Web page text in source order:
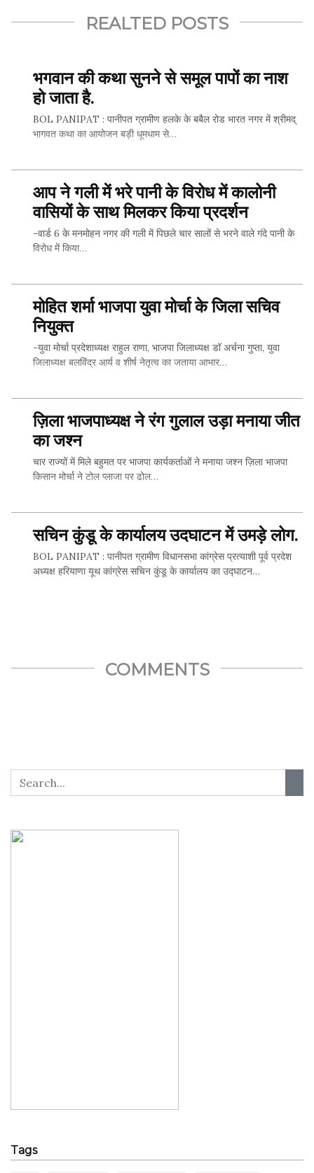
REALTED POSTS
भगवान की कथा सुनने से समूल पापों का नाश
हो जाता है.
BOL PANIPAT : पानीपत ग्रामीण हलके के बबैल रोड भारत नगर में श्रीमद्
भागवत कथा का आयोजन बड़ी धूमधाम से…
SHARE THIS...
Whatsapp
Twitter
आप ने गली में भरे पानी के विरोध में कालोनी
वासियों के साथ मिलकर किया प्रदर्शन
-वार्ड 6 के मनमोहन नगर की गली में पिछले चार सालों से भरने वाले गंदे पानी के
विरोध में किया…
SHARE THIS...
Twitter
मोहित शर्मा भाजपा युवा मोर्चा के जिला सचिव
नियुक्त
-युवा मोर्चा प्रदेशाध्यक्ष राहुल राणा, भाजपा जिलाध्यक्ष डॉ अर्चना गुप्ता, युवा
जिलाध्यक्ष बलविंद्र आर्य व शीर्ष नेतृत्व का जताया आभार…
SHARE THIS...
Twitter
ज़िला भाजपाध्यक्ष ने रंग गुलाल उड़ा मनाया जीत
का जश्न
चार राज्यों में मिले बहुमत पर भाजपा कार्यकर्ताओं ने मनाया जश्न ज़िला भाजपा
किसान मोर्चा ने टोल प्लाजा पर ढोल…
SHARE THIS...
Whatsapp
सचिन कुंडू के कार्यालय उदघाटन में उमड़े लोग.
BOL PANIPAT : पानीपत ग्रामीण विधानसभा कांग्रेस प्रत्‍याशी पूर्व प्रदेश
अध्‍यक्ष हरियाणा यूथ कांग्रेस सचिन कुंडू के कार्यालय का उद्घाटन…
COMMENTS
Tags